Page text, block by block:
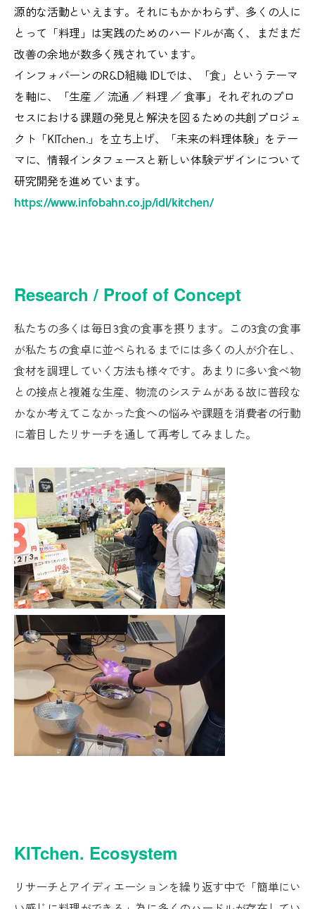
源的な活動といえます。それにもかかわらず、多くの人に
とって「料理」は実践のためのハードルが高く、まだまだ
改善の余地が数多く残されています。
インフォバーンのR&D組織 IDLでは、「食」というテーマ
を軸に、「生産 ／ 流通 ／ 料理 ／ 食事」それぞれのプロ
セスにおける課題の発見と解決を図るための共創プロジェ
クト「KITchen.」を立ち上げ、「未来の料理体験」をテー
マに、情報インタフェースと新しい体験デザインについて
研究開発を進めています。
https://www.infobahn.co.jp/idl/kitchen/
Research / Proof of Concept
私たちの多くは毎日3食の食事を摂ります。この3食の食事
が私たちの食卓に並べられるまでには多くの人が介在し、
食材を調理していく方法も様々です。あまりに多い食べ物
との接点と複雑な生産、物流のシステムがある故に普段な
かなか考えてこなかった食への悩みや課題を消費者の行動
に着目したリサーチを通して再考してみました。
KITchen. Ecosystem
リサーチとアイディエーションを繰り返す中で「簡単にい